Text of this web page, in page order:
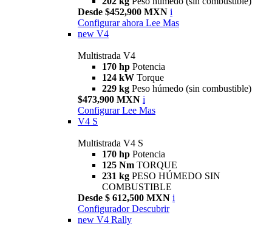
Desde $452,900 MXN i
Configurar ahora Lee Mas
new V4
Multistrada V4
170 hp Potencia
124 kW Torque
229 kg Peso húmedo (sin combustible)
$473,900 MXN i
Configurar Lee Mas
V4 S
Multistrada V4 S
170 hp Potencia
125 Nm TORQUE
231 kg PESO HÚMEDO SIN
COMBUSTIBLE
Desde $ 612,500 MXN i
Configurador Descubrir
new V4 Rally